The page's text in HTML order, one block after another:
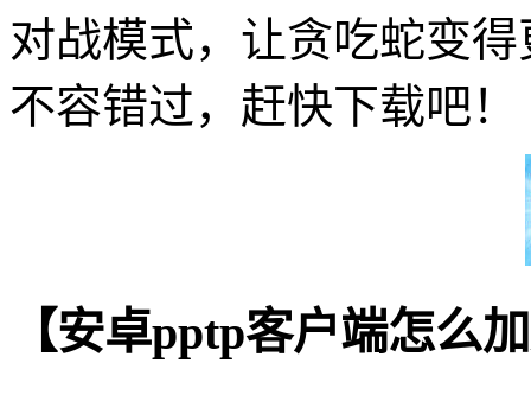
对战模式，让贪吃蛇变
不容错过，赶快下载吧！
【安卓pptp客户端怎么